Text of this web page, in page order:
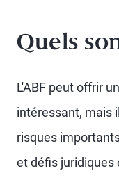
Quels
L'ABF peut offrir
intéressant, mais
risques
et défis juridiques